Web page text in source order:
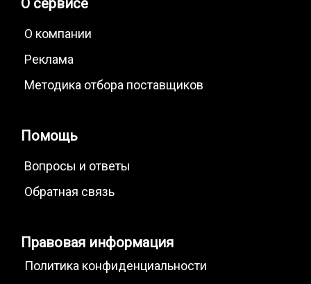
О сервисе
О компании
Реклама
Методика отбора поставщиков
Помощь
Вопросы и ответы
Обратная связь
Правовая информация
Политика конфиденциальности